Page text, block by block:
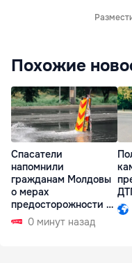
Похожие
Спасатели
напомнили
гражданам Молдовы
о мерах
предосторожности на
время непогоды
0 минут назад